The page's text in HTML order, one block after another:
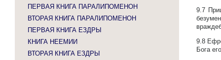
ПЕРВАЯ КНИГА ПАРАЛИПОМЕНОН
ВТОРАЯ КНИГА ПАРАЛИПОМЕНОН
ПЕРВАЯ КНИГА ЕЗДРЫ
КНИГА НЕЕМИИ
ВТОРАЯ КНИГА ЕЗДРЫ
9.7
9.8
Бога